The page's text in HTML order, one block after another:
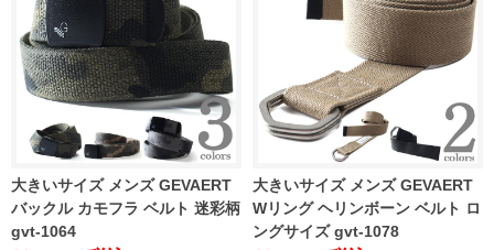
大きいサイズ メンズ GEVAERT
バックル カモフラ ベルト 迷彩柄
gvt-1064
大きいサイズ メンズ GEVAERT
Wリング ヘリンボーン ベルト ロ
ングサイズ gvt-1078